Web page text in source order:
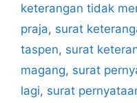
keterangan tidak
praja, surat
taspen, surat
magang, surat
lagi, surat